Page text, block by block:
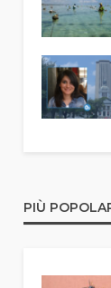
PIÙ